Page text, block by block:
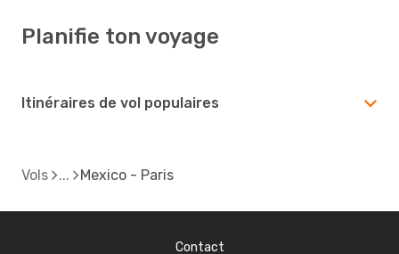
Planifie ton voyage
Itinéraires de vol populaires
Vols Mexico - Paris
Contact